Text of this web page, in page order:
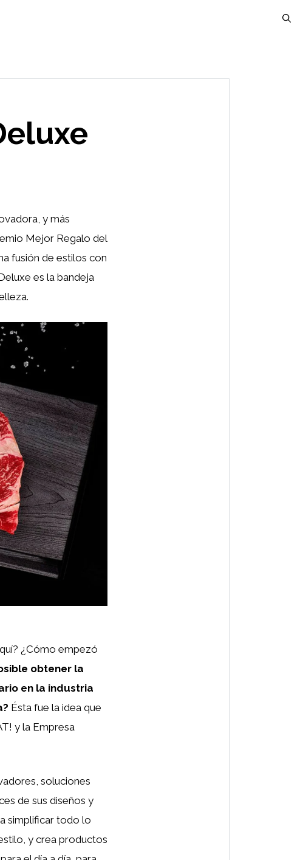
y más
Mejor Regalo del
fusión de estilos con
es la bandeja
¿Cómo empezó
obtener la
en la industria
Ésta fue la idea que
y la Empresa
soluciones
de sus diseños y
simplificar todo lo
y crea productos